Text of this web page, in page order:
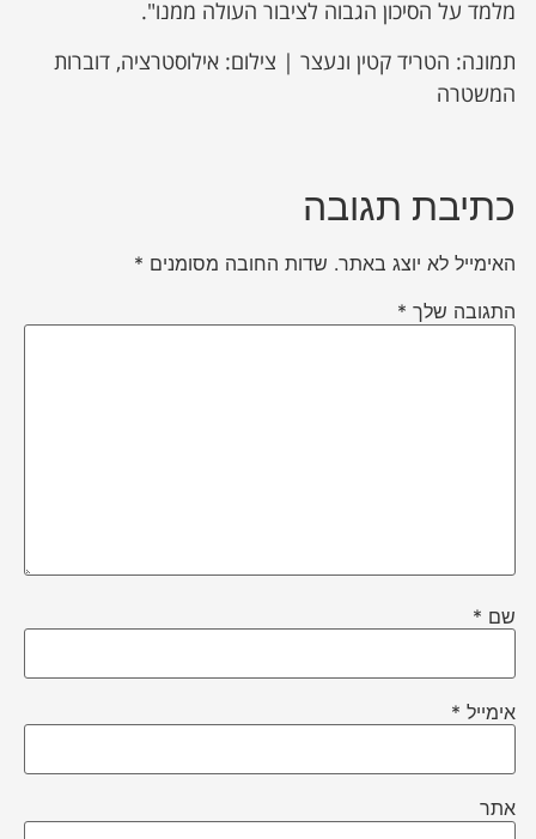
מלמד על הסיכון הגבוה לציבור העולה ממנו".
תמונה: הטריד קטין ונעצר | צילום: אילוסטרציה, דוברות
המשטרה
כתיבת תגובה
האימייל לא יוצג באתר. שדות החובה מסומנים *
התגובה שלך *
שם *
אימייל *
אתר